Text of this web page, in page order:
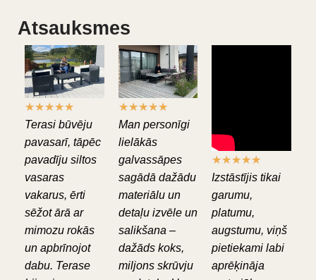
Atsauksmes
★★★★★
Terasi būvēju
pavasarī, tāpēc
pavadīju siltos
vasaras
vakarus, ērti
sēžot ārā ar
mimozu rokās
un apbrīnojot
dabu. Terase
★★★★★
Man personīgi
lielākās
galvassāpes
sagādā dažādu
materiālu un
detaļu izvēle un
salikšana –
dažāds koks,
miljons skrūvju
★★★★★
Izstāstījis tikai
garumu,
platumu,
augstumu, viņš
pietiekami labi
aprēķināja